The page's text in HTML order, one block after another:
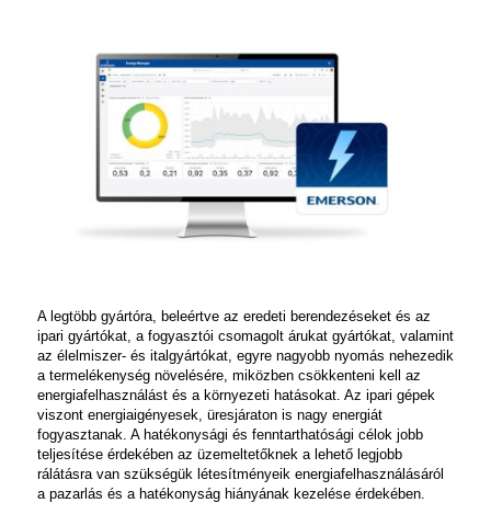
A legtöbb gyártóra, beleértve az eredeti berendezéseket és az
ipari gyártókat, a fogyasztói csomagolt árukat gyártókat, valamint
az élelmiszer- és italgyártókat, egyre nagyobb nyomás nehezedik
a termelékenység növelésére, miközben csökkenteni kell az
energiafelhasználást és a környezeti hatásokat. Az ipari gépek
viszont energiaigényesek, üresjáraton is nagy energiát
fogyasztanak. A hatékonysági és fenntarthatósági célok jobb
teljesítése érdekében az üzemeltetőknek a lehető legjobb
rálátásra van szükségük létesítményeik energiafelhasználásáról
a pazarlás és a hatékonyság hiányának kezelése érdekében.